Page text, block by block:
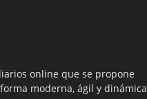
online que se propone
moderna, ágil y dinámica